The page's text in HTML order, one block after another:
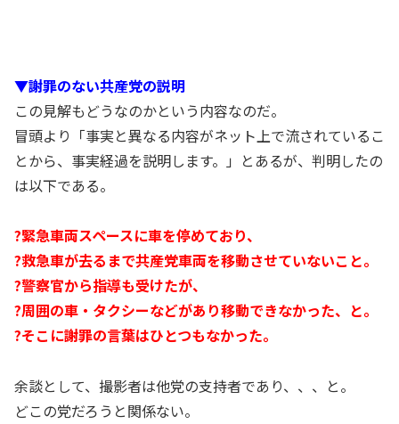
▼謝罪のない共産党の説明
この見解もどうなのかという内容なのだ。
冒頭より「事実と異なる内容がネット上で流されているこ
とから、事実経過を説明します。」とあるが、判明したの
は以下である。
?緊急車両スペースに車を停めており、
?救急車が去るまで共産党車両を移動させていないこと。
?警察官から指導も受けたが、
?周囲の車・タクシーなどがあり移動できなかった、と。
?そこに謝罪の言葉はひとつもなかった。
余談として、撮影者は他党の支持者であり、、、と。
どこの党だろうと関係ない。